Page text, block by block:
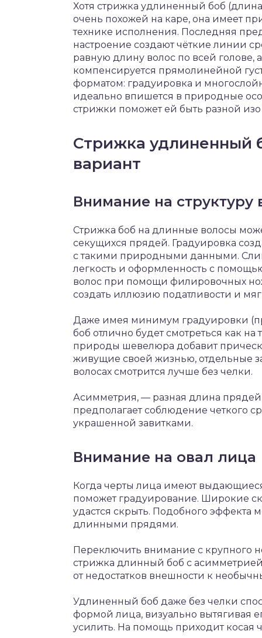
Хотя стрижка удлиненный боб
очень похожей на каре, она имеет
технике исполнения. Последняя
настроение создают чёткие линии
равную длину волос по всей голове,
компенсируется прямолинейной
форматом: градуировка и
идеально впишется в природные
стрижки поможет ей быть разной
Стрижка удлиненный
вариант
Внимание на структуру
Стрижка боб на длинные волосы
секущихся прядей. Градуировка
с такими природными данными.
легкость и оформленность с
волос при помощи филировочных
создать иллюзию податливости и
Даже имея минимум градуировки
боб отлично будет смотреться как на
природы шевелюра добавит
живущие своей жизнью, отдельные
волосах смотрится лучше без челки.
Асимметрия, — разная длина
предполагает соблюдение четкого
украшенной завитками.
Внимание на овал лица
Когда черты лица имеют
поможет градуирование. Широкие
удастся скрыть. Подобного
длинными прядями.
Переключить внимание с крупного
стрижка длинный боб с
от недостатков внешности к
Удлиненный боб даже без челки
формой лица, визуально вытягивая
усилить. На помощь приходит косая